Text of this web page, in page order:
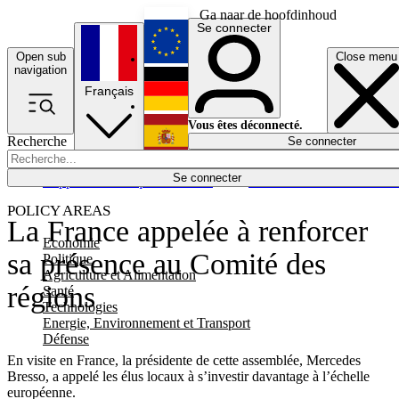
Ga naar de hoofdinhoud
Open sub
navigation
Close menu
Recherche
Se connecter
POLICY AREAS
Economie
Politique
Agriculture et Alimentation
Santé
Technologies
Energie, Environnement et Transport
Défense
Économie
Français
English
Deutsch
Español
Se connecter
Vous êtes déconnecté.
Se connecter
La France appelée à renforcer
sa présence au Comité des
régions
En visite en France, la présidente de cette assemblée, Mercedes
Bresso, a appelé les élus locaux à s’investir davantage à l’échelle
européenne.